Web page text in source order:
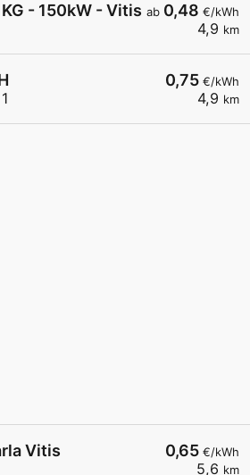
ab 0,48 €/kWh
4,9 km
KG - 150kW - Vitis - Holas -
0,75 €/kWh
4,9 km
0,65 €/kWh
5,6 km
Vitis